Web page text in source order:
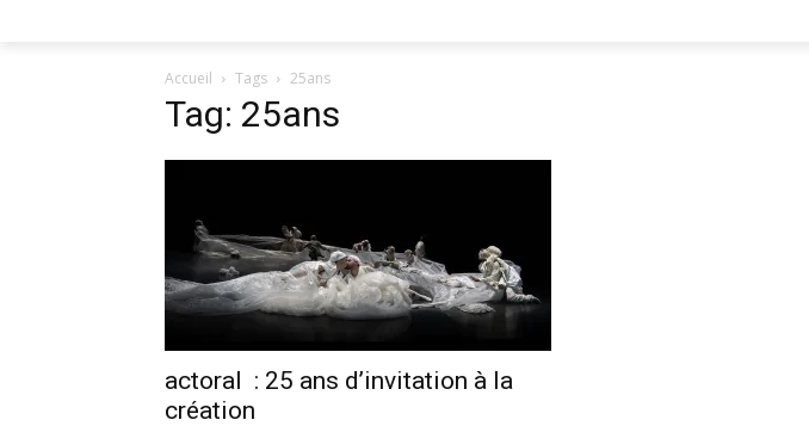
Accueil Tags 25ans
Tag: 25ans
actoral : 25 ans d’invitation à la
création